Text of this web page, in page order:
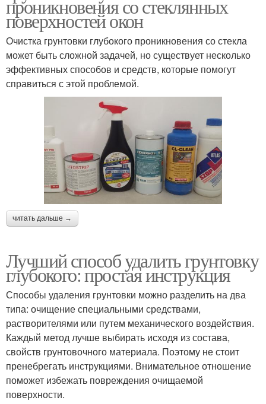
проникновения со стеклянных
поверхностей окон
Очистка грунтовки глубокого проникновения со стекла
может быть сложной задачей, но существует несколько
эффективных способов и средств, которые помогут
справиться с этой проблемой.
читать дальше →
Лучший способ удалить грунтовку
глубокого: простая инструкция
Способы удаления грунтовки можно разделить на два
типа: очищение специальными средствами,
растворителями или путем механического воздействия.
Каждый метод лучше выбирать исходя из состава,
свойств грунтовочного материала. Поэтому не стоит
пренебрегать инструкциями. Внимательное отношение
поможет избежать повреждения очищаемой
поверхности.